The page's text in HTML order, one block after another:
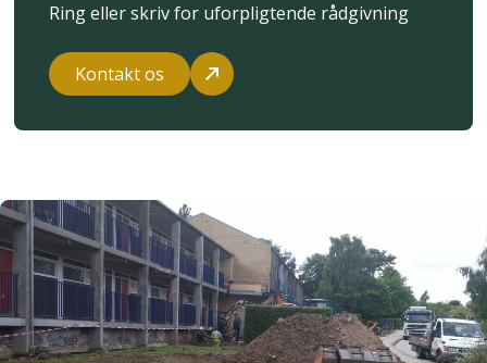
Ring eller skriv for uforpligtende rådgivning
Kontakt os